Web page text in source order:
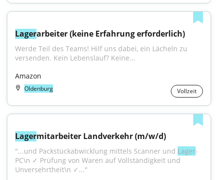
Lagerarbeiter (keine Erfahrung erforderlich)
Werde Teil des Teams! Hilf uns dabei, ein Lächeln zu
versenden. Kein Lebenslauf? Keine...
Amazon
Oldenburg Vollzeit
Lagermitarbeiter Landverkehr (m/w/d)
"...und Packstückabwicklung mittels Scanner und Lager-
PC\n ✓ Prüfung von Waren auf Vollständigkeit und
Unversehrtheit\n ✓..."